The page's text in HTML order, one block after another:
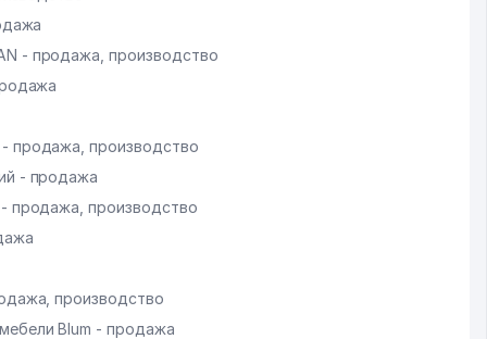
- продажа, производство
продажа, производство
- продажа
продажа, производство
производство
Blum - продажа